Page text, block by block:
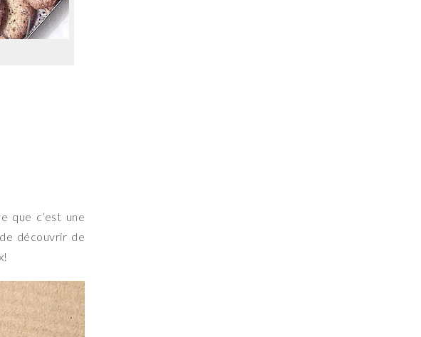
que c’est une
découvrir de